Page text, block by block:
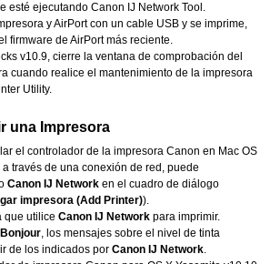
esté ejecutandoCanon IJ Network Tool .
yAirPortcon un cable USB y se imprime,
firmware deAirPortmás reciente.
v10.9, cierre la ventana de comprobación del
cuando realice el mantenimiento de la impresora
Utility.
una Impresora
el controlador de la impresoraCanon en Mac OS
a través de una conexión de red, puede
Canon IJ Network en el cuadro de diálogo
impresora (Add Printer)).
que utiliceCanon IJ Network para imprimir.
Bonjour, los mensajes sobre el nivel de tinta
de los indicados porCanon IJ Network.